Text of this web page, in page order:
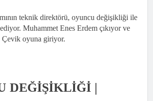
teknik direktörü, oyuncu değişikliği ile
Muhammet Enes Erdem çıkıyor ve
Çevik oyuna giriyor.
DEĞİŞİKLİĞİ |